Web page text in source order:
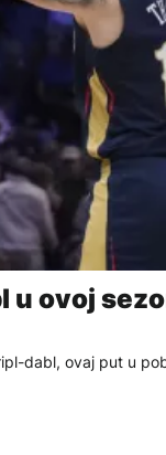
ovoj
dabl, ovaj put u